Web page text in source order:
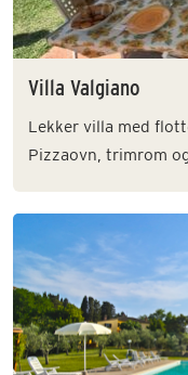
Villa Valgiano
Lekker villa med
Pizzaovn, trimrom